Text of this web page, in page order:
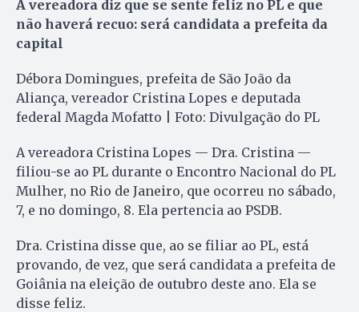
A vereadora diz que se sente feliz no PL e que
não haverá recuo: será candidata a prefeita da
capital
Débora Domingues, prefeita de São João da
Aliança, vereador Cristina Lopes e deputada
federal Magda Mofatto | Foto: Divulgação do PL
A vereadora Cristina Lopes — Dra. Cristina —
filiou-se ao PL durante o Encontro Nacional do PL
Mulher, no Rio de Janeiro, que ocorreu no sábado,
7, e no domingo, 8. Ela pertencia ao PSDB.
Dra. Cristina disse que, ao se filiar ao PL, está
provando, de vez, que será candidata a prefeita de
Goiânia na eleição de outubro deste ano. Ela se
disse feliz.